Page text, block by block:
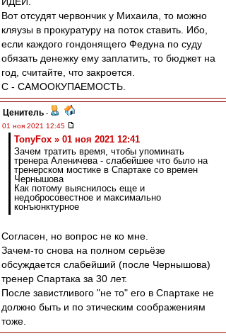
Вот отсудят червончик у Михаила, то можно
кляузы в прокуратуру на поток ставить. Ибо,
если каждого гондонящего Федуна по суду
обязать денежку ему заплатить, то бюджет на
год, считайте, что закроется.
С - САМООКУПАЕМОСТЬ.
Ценитель -
01 ноя 2021 12:45
TonyFox » 01 ноя 2021 12:41
Зачем тратить время, чтобы упоминать
тренера Аленичева - слабейшее что было на
тренерском мостике в Спартаке со времен
Чернышова
Как потому выяснилось еще и
недобросовестное и максимально
конъюнктурное
Согласен, но вопрос не ко мне.
Зачем-то снова на полном серьёзе
обсуждается слабейший (после Чернышова)
тренер Спартака за 30 лет.
После завистливого "не то" его в Спартаке не
должно быть и по этическим соображениям
тоже.